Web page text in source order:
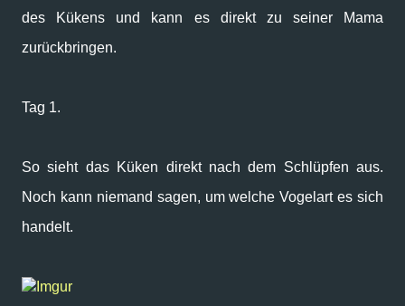
des Kükens und kann es direkt zu seiner Mama
zurückbringen.
Tag 1.
So sieht das Küken direkt nach dem Schlüpfen aus.
Noch kann niemand sagen, um welche Vogelart es sich
handelt.
Imgur